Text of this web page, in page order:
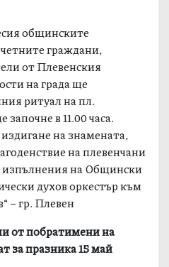
общинските
граждани,
от Плевенския
на града ще
ритуал на пл.
в 11.00 часа.
на знамената,
на плевенчани
изпълнения на Общински
духов оркестър към
– гр. Плевен
от побратимени на
за празника 15 май